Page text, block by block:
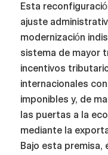
Esta
ajuste
modernización
sistema de mayor
incentivos
internacionales
imponibles y, de
las puertas a la
mediante la
Bajo esta premisa,